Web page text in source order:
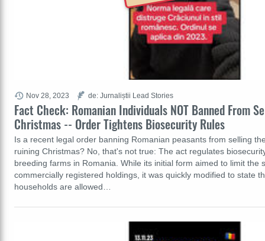
Fact Check: Romanian Individuals NOT Banned From
Christmas -- Order Tightens Biosecurity Rules
Is a recent legal order banning Romanian peasants from selling
ruining Christmas? No, that's not true: The act regulates
breeding farms in Romania. While its initial form aimed to limit the
commercially registered holdings, it was quickly modified to state
households are allowed…
Nov 28, 2023 de: Jurnaliștii Lead Stories